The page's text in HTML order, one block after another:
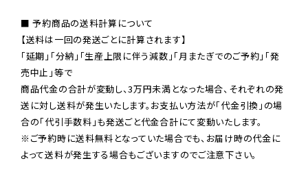
■ 予約商品の送料計算について
【送料は一回の発送ごとに計算されます】
「延期」「分納」「生産上限に伴う減数」「月またぎでのご予約」「発
売中止」等で
商品代金の合計が変動し、3万円未満となった場合、それぞれの発
送に対し送料が発生いたします。お支払い方法が「代金引換」の場
※ご予約時に送料無料となっていた場合でも、お届け時の代金に
よって送料が発生する場合もございますのでご注意下さい。